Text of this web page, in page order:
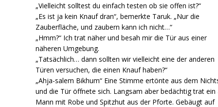
„Vielleicht solltest du einfach testen ob sie offen ist?“
„Es ist ja kein Knauf dran“, bemerkte Taruk. „Nur die
Zauberfläche, und zaubern kann ich nicht…“
„Hmm?“ Ich trat näher und besah mir die Tür aus einer
näheren Umgebung.
„Tatsächlich… dann sollten wir vielleicht eine der anderen
Türen versuchen, die einen Knauf haben?“
„Ahja-salem Bikhum“ Eine Stimme ertönte aus dem
und die Tür öffnete sich. Langsam aber bedächtig trat ein
Mann mit Robe und Spitzhut aus der Pforte. Gebäugt auf